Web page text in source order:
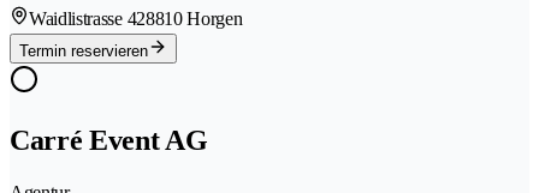
Waidlistrasse 428810 Horgen
Termin reservieren
Carré Event AG